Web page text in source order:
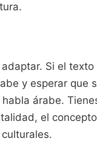
Si el
y esperar que
árabe.
el